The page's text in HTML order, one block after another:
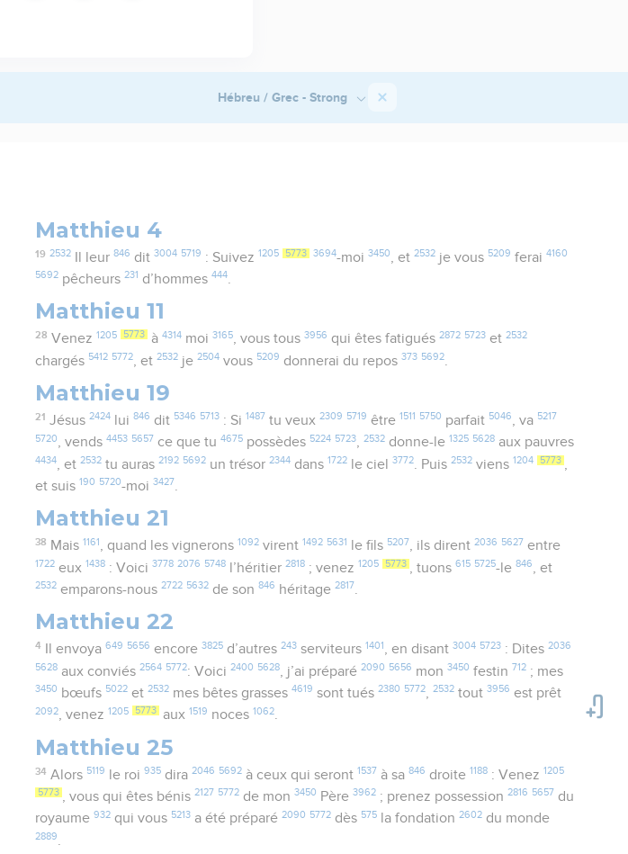
Hébreu / Grec - Strong
Matthieu 4
19 2532Il leur 846 dit 3004 5719 : Suivez 1205 5773 3694-moi 3450 , et 2532je vous 5209 ferai 4160
5692 pêcheurs231 d’hommes444.
Matthieu 11
28 Venez 1205 5773 à 4314moi 3165, vous tous 3956 qui êtes fatigués 2872 5723et 2532
chargés 5412 5772 , et2532 je2504 vous 5209 donnerai du repos373 5692
Matthieu 19
21 Jésus 2424lui 846 dit 5346 5713: Si 1487 tu veux 2309 5719 être 1511 5750 parfait 5046, va 5217
5720, vends4453 5657 ce que tu4675 possèdes 5224 5723,2532 donne-le 1325 5628 aux pauvres
4434 , et2532 tu auras2192 5692 un trésor2344 dans 1722 le ciel3772 . Puis2532 viens 1204 5773
et suis 190 5720-moi3427.
Matthieu 21
38 Mais 1161, quand les vignerons 1092virent 1492 5631 le fils 5207, ils dirent 2036 5627 entre
1722 eux 1438 : Voici3778 2076 5748 l’héritier2818 ; venez 1205 5773 , tuons615 5725-le846 , et
2532 emparons-nous2722 5632 de son846 héritage2817.
Matthieu 22
4 Il envoya 649 5656 encore 3825d’autres 243serviteurs 1401, en disant 3004 5723: Dites 2036
5628 aux conviés2564 5772: Voici2400 5628 , j’ai préparé2090 5656 mon3450 festin 712 ; mes
3450 bœufs 5022 et2532 mes bêtes grasses4619 sont tués2380 5772,2532 tout3956 est prêt
2092, venez 1205 5773 aux 1519 noces 1062.
Matthieu 25
34 Alors 5119 le roi 935dira 2046 5692à ceux qui seront 1537 à sa 846 droite 1188: Venez 1205
5773 , vous qui êtes bénis2127 5772 de mon3450 Père3962 ; prenez possession2816 5657 du
royaume932 qui vous 5213 a été préparé2090 5772 dès 575 la fondation2602 du monde
2889